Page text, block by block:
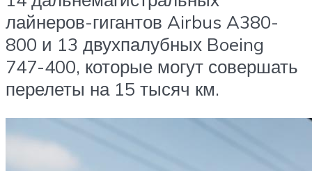
лайнеров-гигантов Airbus A380-
800 и 13 двухпалубных Boeing
747-400, которые могут совершать
перелеты на 15 тысяч км.